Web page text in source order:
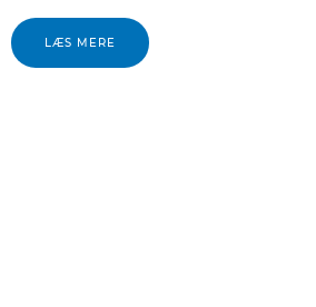
LÆS MERE